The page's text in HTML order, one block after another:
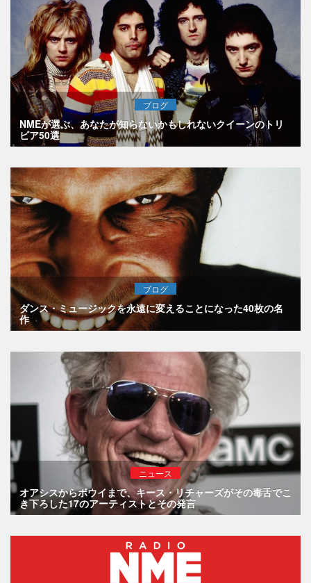
ブログ
NMEが選ぶ、あなたが知らないかもしれないクイーンのトリ
ビア50選
ブログ
ダンス・ミュージックを永遠に変えることになった40枚の名
作
ニュース
オアシスからボウイまで、キース・リチャーズがその毒舌でこ
き下ろした17のアーティストとその発言